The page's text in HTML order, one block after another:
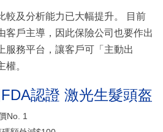
較及分析能力已大幅提升。 目前
客戶主導，因此保險公司也要作出
服務平台，讓客戶可「主動出
。
認證 激光生髮頭盔
No. 1